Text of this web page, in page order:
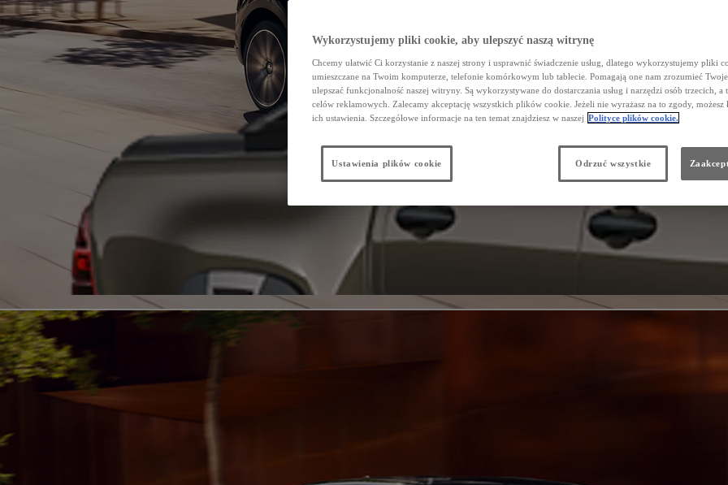
Wykorzystujemy pliki cookie, aby ulepszyć naszą witrynę
Chcemy ułatwić Ci korzystanie z naszej strony i usprawnić świadczenie usług, dlatego wykorzystujemy pliki
umieszczane na Twoim komputerze, telefonie komórkowym lub tablecie. Pomagają one nam zrozumieć
ulepszać funkcjonalność naszej witryny. Są wykorzystywane do dostarczania usług i narzędzi osób trzecich, a
celów reklamowych. Zalecamy akceptację wszystkich plików cookie. Jeżeli nie wyrażasz na to zgody, możesz
ich ustawienia. Szczegółowe informacje na ten temat znajdziesz w naszej Polityce plików cookie.
Odrzuć wszystkie
Ustawienia plików cookie